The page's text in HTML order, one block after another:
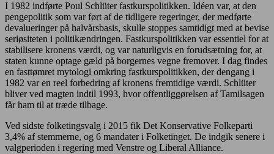
I 1982 indførte Poul Schlüter fastkurspolitikken. Idéen var, at den
pengepolitik som var ført af de tidligere regeringer, der medførte
devalueringer på halvårsbasis, skulle stoppes samtidigt med at bevise
seriøsiteten i politikændringen. Fastkurspolitikken var essentiel for at
stabilisere kronens værdi, og var naturligvis en forudsætning for, at
staten kunne optage gæld på borgernes vegne fremover. I dag findes
en fasttømret mytologi omkring fastkurspolitikken, der dengang i
1982 var en reel forbedring af kronens fremtidige værdi. Schlüter
bliver ved magten indtil 1993, hvor offentliggørelsen af Tamilsagen
får ham til at træde tilbage.
Ved sidste folketingsvalg i 2015 fik Det Konservative Folkeparti
3,4% af stemmerne, og 6 mandater i Folketinget. De indgik senere i
valgperioden i regering med Venstre og Liberal Alliance.